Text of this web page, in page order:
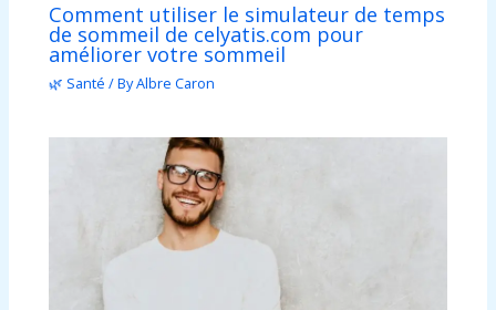
Comment utiliser le simulateur de temps
de sommeil de celyatis.com pour
améliorer votre sommeil
🌿 Santé / ByAlbre Caron